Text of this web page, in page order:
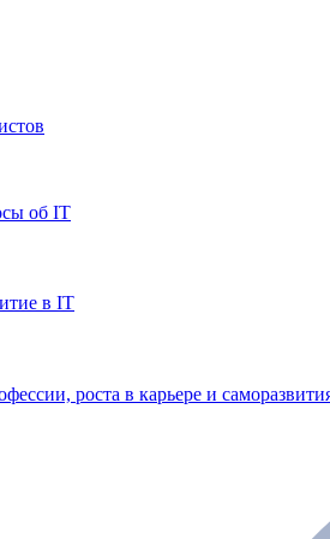
об IT
в IT
роста в карьере и